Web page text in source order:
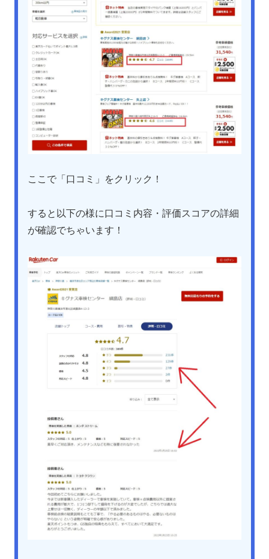
ここで「口コミ」をクリック！
すると以下の様に口コミ内容・評価スコアの詳細
が確認でちゃいます！